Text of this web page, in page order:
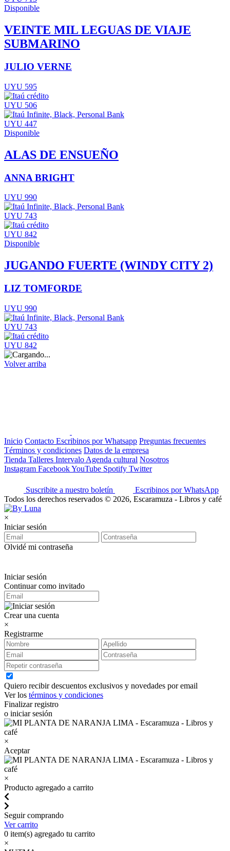
Disponible
VEINTE MIL LEGUAS DE VIAJE
SUBMARINO
JULIO VERNE
UYU 595
UYU 506
UYU 447
Disponible
ALAS DE ENSUEÑO
ANNA BRIGHT
UYU 990
UYU 743
UYU 842
Disponible
JUGANDO FUERTE (WINDY CITY 2)
LIZ TOMFORDE
UYU 990
UYU 743
UYU 842
Volver arriba
Inicio Contacto Escribinos por Whatsapp Preguntas frecuentes
Términos y condiciones Datos de la empresa
Tienda Talleres Intervalo Agenda cultural Nosotros
Instagram FacebookYouTube Spotify Twitter
Suscribite a nuestro boletín
Escribinos por WhatsApp
Todos los derechos reservados © 2026, Escaramuza - Libros y café
×
Iniciar sesión
Olvidé mi contraseña
Iniciar sesión
Continuar como invitado
Crear una cuenta
×
Registrarme
Quiero recibir descuentos exclusivos y novedades por email
Ver los términos y condiciones
Finalizar registro
o iniciar sesión
×
Aceptar
×
Producto agregado a carrito
Seguir comprando
Ver carrito
0 item(s) agregado tu carrito
×